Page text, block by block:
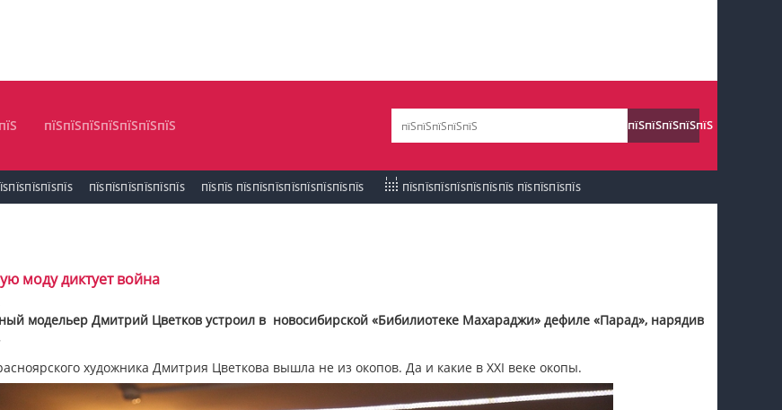
пїЅпїЅпїЅпїЅпїЅпїЅпїЅ пїЅпїЅпїЅпїЅпїЅ
пїЅпїЅпїЅпїЅпїЅ
пїЅпїЅпїЅ пїЅпїЅпїЅпїЅпїЅпїЅпїЅ
пїЅпїЅпїЅ пїЅпїЅпїЅпїЅпїЅпїЅпїЅ
пїЅпїЅпїЅ
пїЅпїЅпїЅ пїЅпїЅпїЅпїЅпїЅ
пїЅпїЅпїЅ пїЅпїЅпїЅпїЅпїЅпїЅ
пїЅпїЅпїЅпїЅпїЅ
ПЇЅПЇЅПЇЅПЇЅПЇЅПЇЅ ПЇЅПЇЅ ПЇЅПЇЅПЇЅПЇЅПЇЅПЇЅПЇЅПЇЅ ПЇЅПЇЅПЇЅПЇЅПЇЅПЇЅПЇЅ ПЇЅПЇЅПЇЅПЇЅ
моду диктует война
модельер Дмитрий Цветков устроил в новосибирской «Бибилиотеке Махараджи» дефиле «Парад», нарядив
художника Дмитрия Цветкова вышла не из окопов. Да и какие в XXI веке окопы.